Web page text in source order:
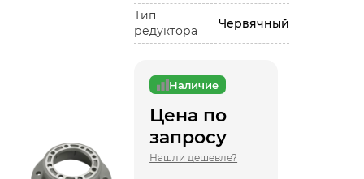
Тип
редуктора
Червячный
Наличие
Цена по
запросу
Нашли дешевле?